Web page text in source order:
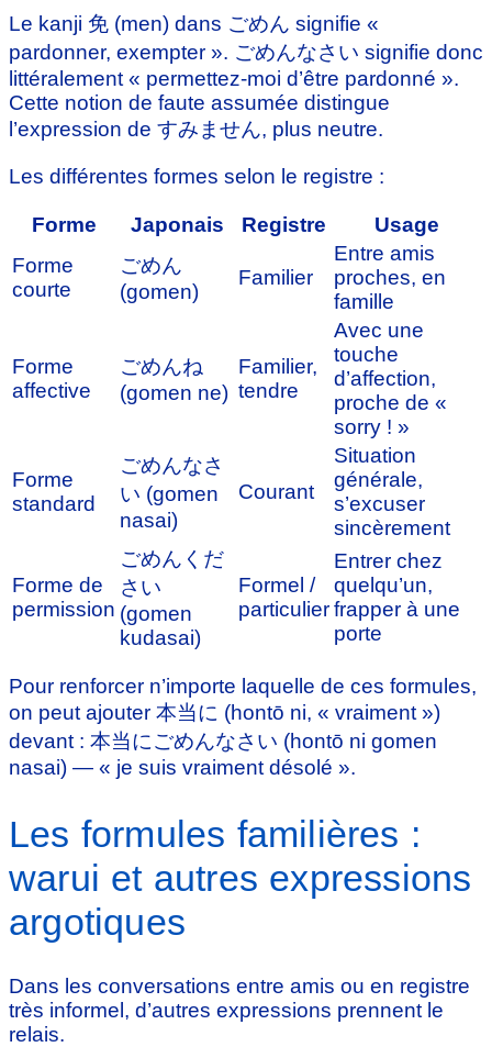
Le kanji 免 (men) dans ごめん signifie «
pardonner, exempter ». ごめんなさい signifie donc
littéralement « permettez-moi d’être pardonné ».
Cette notion de faute assumée distingue
l’expression de すみません, plus neutre.
Les différentes formes selon le registre :
Forme Japonais Registre
Usage
Forme
courte
ごめん
(gomen)
Familier
Entre amis
proches, en
famille
Forme
affective
ごめんね
(gomen ne)
Familier,
tendre
Avec une
touche
d’affection,
proche de «
sorry ! »
Forme
standard
ごめんなさ
い (gomen
nasai)
Courant
Situation
générale,
s’excuser
sincèrement
Forme de
permission
ごめんくだ
さい
(gomen
kudasai)
Formel /
particulier
Entrer chez
quelqu’un,
frapper à une
porte
Pour renforcer n’importe laquelle de ces formules,
on peut ajouter 本当に (hontō ni, « vraiment »)
devant : 本当にごめんなさい (hontō ni gomen
nasai) — « je suis vraiment désolé ».
Les formules familières :
warui et autres expressions
argotiques
Dans les conversations entre amis ou en registre
très informel, d’autres expressions prennent le
relais.